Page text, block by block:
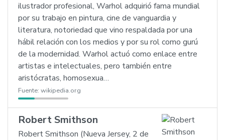
ilustrador profesional, Warhol adquirió fama mundial
por su trabajo en pintura, cine de vanguardia y
literatura, notoriedad que vino respaldada por una
hábil relación con los medios y por su rol como gurú
de la modernidad. Warhol actuó como enlace entre
artistas e intelectuales, pero también entre
aristócratas, homosexua…
Fuente: wikipedia.org
Robert Smithson
Robert Smithson (Nueva Jersey, 2 de